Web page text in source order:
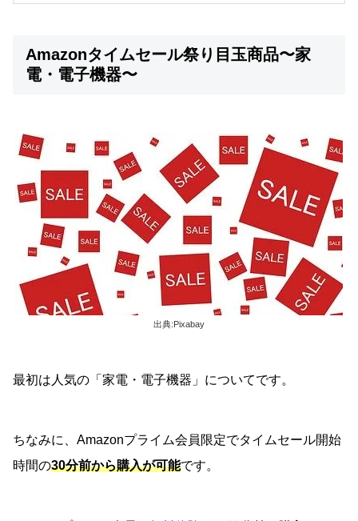
Amazonタイムセール祭り目玉商品〜家
電・電子機器〜
出典:Pixabay
最初は人気の「家電・電子機器」についてです。
ちなみに、Amazonプライム会員限定でタイムセール開始
時間の30分前から購入が可能です。